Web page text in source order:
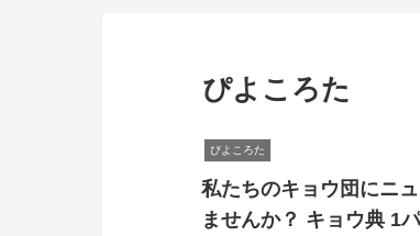
ぴよころた
ぴよころた
私たちのキョウ団にニ
ませんか？ キョウ典 1